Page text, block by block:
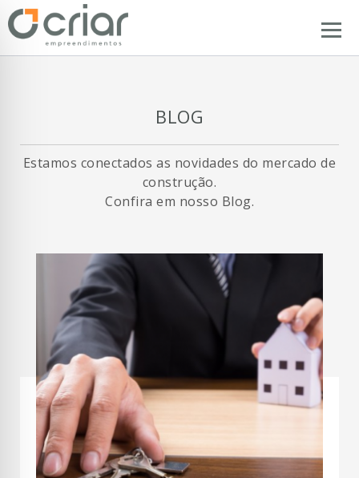
BLOG
Estamos conectados as novidades do mercado de
construção.
Confira em nosso Blog.